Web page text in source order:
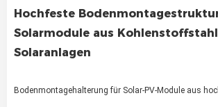
Hochfeste
Solarmodule aus
Solaranlagen
Bodenmontagehalterung für Solar-PV-Module aus